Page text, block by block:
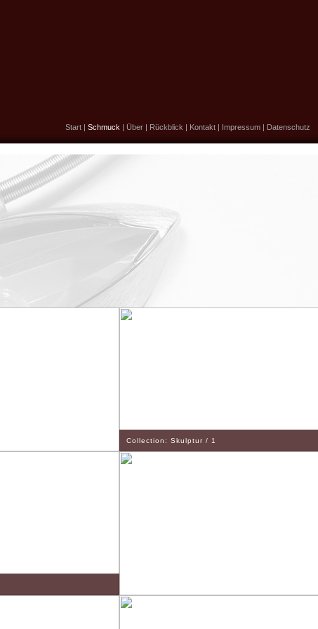
Start| Schmuck | Über| Rückblick | Kontakt| Impressum| Datenschutz
Collection: Skulptur / 1